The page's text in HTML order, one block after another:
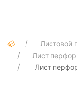
Листовой
Лист
Лист